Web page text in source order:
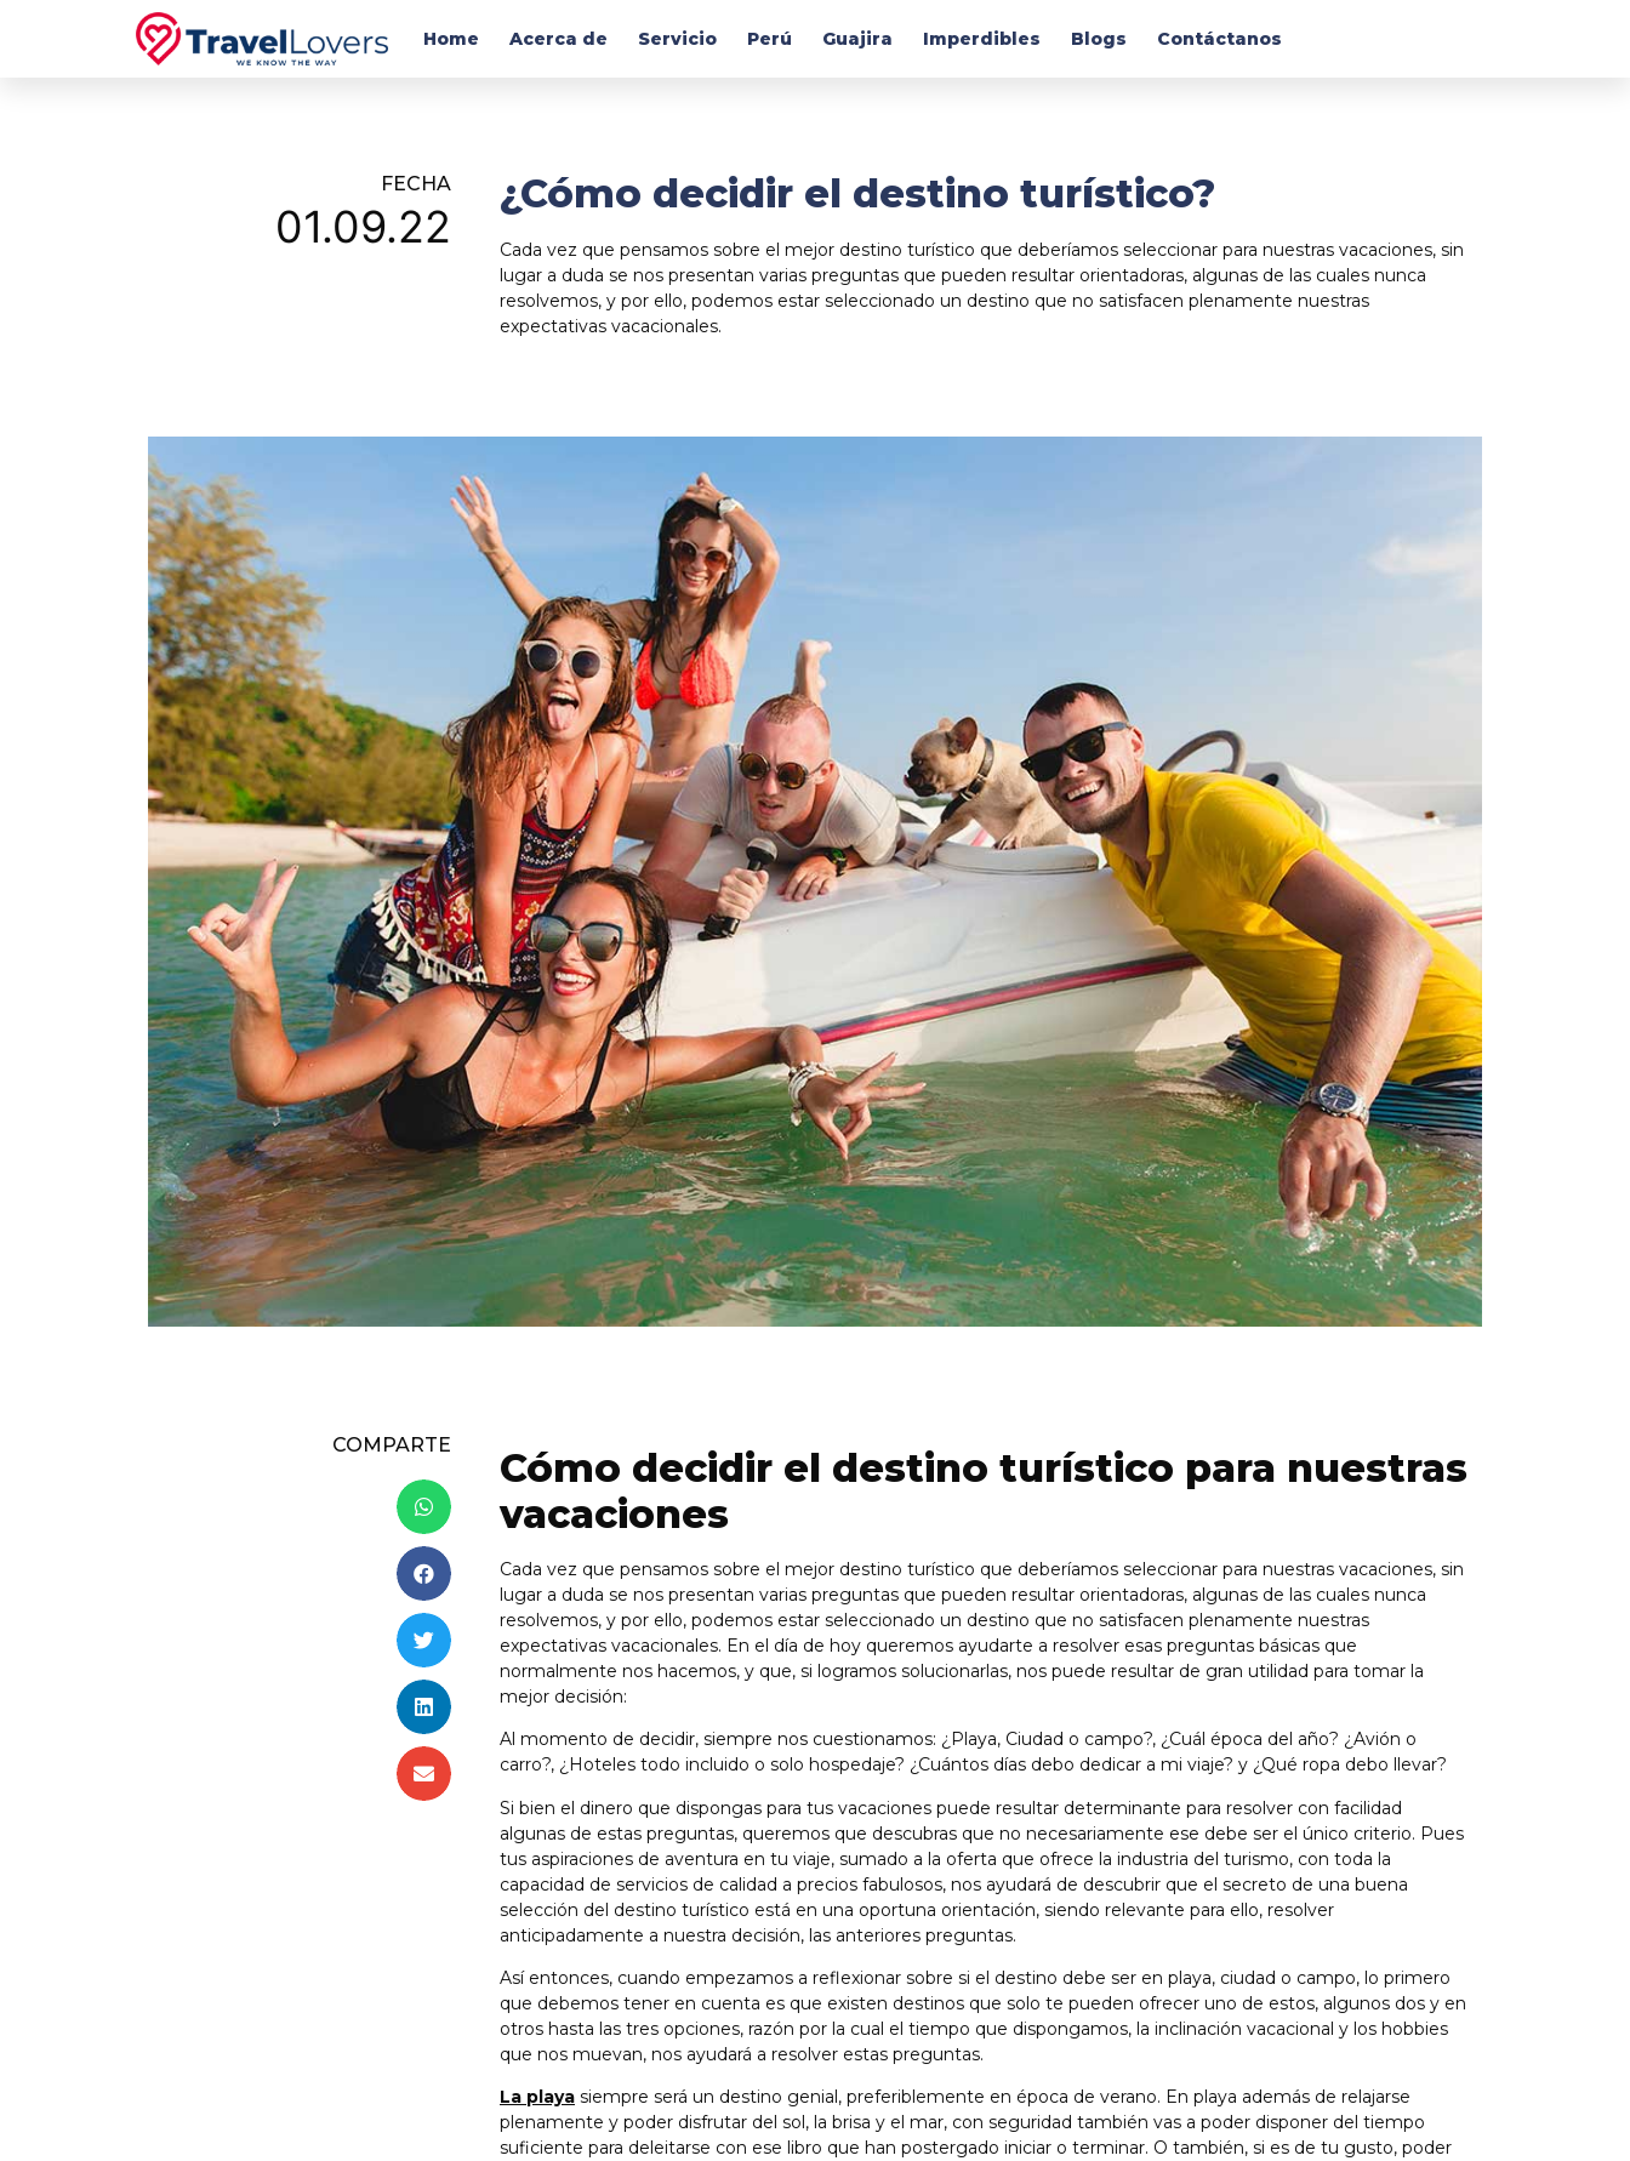
Home Acerca de Servicio Perú Guajira Imperdibles Blogs Contáctanos
FECHA
01.09.22
¿Cómo decidir el destino turístico?
Cada vez que pensamos sobre el mejor destino turístico que deberíamos seleccionar para nuestras vacaciones, sin
lugar a duda se nos presentan varias preguntas que pueden resultar orientadoras, algunas de las cuales nunca
resolvemos, y por ello, podemos estar seleccionado un destino que no satisfacen plenamente nuestras
expectativas vacacionales.
COMPARTE
Cómo decidir el destino turístico para nuestras
vacaciones
Cada vez que pensamos sobre el mejor destino turístico que deberíamos seleccionar para nuestras vacaciones, sin
lugar a duda se nos presentan varias preguntas que pueden resultar orientadoras, algunas de las cuales nunca
resolvemos, y por ello, podemos estar seleccionado un destino que no satisfacen plenamente nuestras
expectativas vacacionales. En el día de hoy queremos ayudarte a resolver esas preguntas básicas que
normalmente nos hacemos, y que, si logramos solucionarlas, nos puede resultar de gran utilidad para tomar la
mejor decisión:
Al momento de decidir, siempre nos cuestionamos: ¿Playa, Ciudad o campo?, ¿Cuál época del año? ¿Avión o
carro?, ¿Hoteles todo incluido o solo hospedaje? ¿Cuántos días debo dedicar a mi viaje? y ¿Qué ropa debo llevar?
Si bien el dinero que dispongas para tus vacaciones puede resultar determinante para resolver con facilidad
algunas de estas preguntas, queremos que descubras que no necesariamente ese debe ser el único criterio. Pues
tus aspiraciones de aventura en tu viaje, sumado a la oferta que ofrece la industria del turismo, con toda la
capacidad de servicios de calidad a precios fabulosos, nos ayudará de descubrir que el secreto de una buena
selección del destino turístico está en una oportuna orientación, siendo relevante para ello, resolver
anticipadamente a nuestra decisión, las anteriores preguntas.
Así entonces, cuando empezamos a reflexionar sobre si el destino debe ser en playa, ciudad o campo, lo primero
que debemos tener en cuenta es que existen destinos que solo te pueden ofrecer uno de estos, algunos dos y en
otros hasta las tres opciones, razón por la cual el tiempo que dispongamos, la inclinación vacacional y los hobbies
que nos muevan, nos ayudará a resolver estas preguntas.
La playa siempre será un destino genial, preferiblemente en época de verano. En playa además de relajarse
plenamente y poder disfrutar del sol, la brisa y el mar, con seguridad también vas a poder disponer del tiempo
suficiente para deleitarse con ese libro que han postergado iniciar o terminar. O también, si es de tu gusto, poder